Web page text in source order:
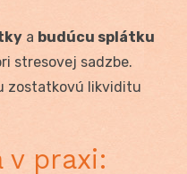
a budúcu splátku
stresovej sadzbe.
zostatkovú likviditu
v praxi: